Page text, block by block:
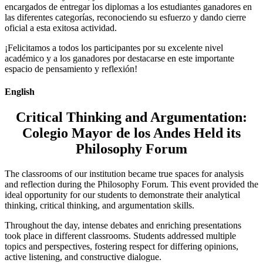
encargados de entregar los diplomas a los estudiantes ganadores en
las diferentes categorías, reconociendo su esfuerzo y dando cierre
oficial a esta exitosa actividad.
¡Felicitamos a todos los participantes por su excelente nivel
académico y a los ganadores por destacarse en este importante
espacio de pensamiento y reflexión!
English
Critical Thinking and Argumentation:
Colegio Mayor de los Andes Held its
Philosophy Forum
The classrooms of our institution became true spaces for analysis
and reflection during the Philosophy Forum. This event provided the
ideal opportunity for our students to demonstrate their analytical
thinking, critical thinking, and argumentation skills.
Throughout the day, intense debates and enriching presentations
took place in different classrooms. Students addressed multiple
topics and perspectives, fostering respect for differing opinions,
active listening, and constructive dialogue.